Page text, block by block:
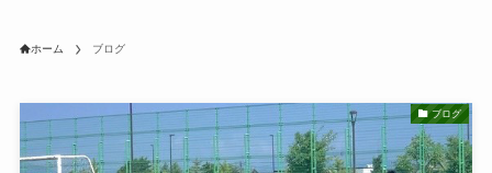
ホーム ブログ
ブログ